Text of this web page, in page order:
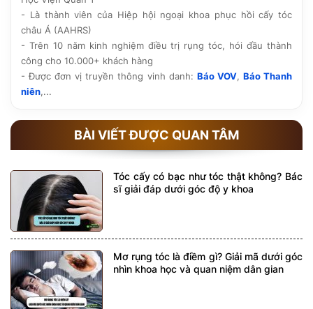
- Là thành viên của Hiệp hội ngoại khoa phục hồi cấy tóc
châu Á (AAHRS)
- Trên 10 năm kinh nghiệm điều trị rụng tóc, hói đầu thành
công cho 10.000+ khách hàng
- Được đơn vị truyền thông vinh danh: Báo VOV, Báo Thanh
niên,...
BÀI VIẾT ĐƯỢC QUAN TÂM
Tóc cấy có bạc như tóc thật không? Bác
sĩ giải đáp dưới góc độ y khoa
Mơ rụng tóc là điềm gì? Giải mã dưới góc
nhìn khoa học và quan niệm dân gian